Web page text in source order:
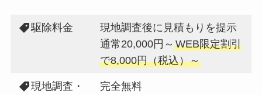
駆除料金
現地調査後に見積もりを提示
通常20,000円～WEB限定割引
で8,000円（税込）～
現地調査・
完全無料